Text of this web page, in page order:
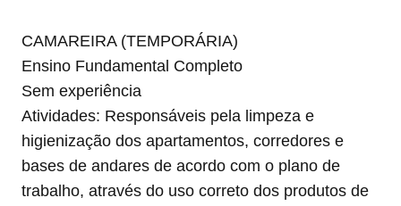
CAMAREIRA (TEMPORÁRIA)
Ensino Fundamental Completo
Sem experiência
Atividades: Responsáveis pela limpeza e
higienização dos apartamentos, corredores e
bases de andares de acordo com o plano de
trabalho, através do uso correto dos produtos de